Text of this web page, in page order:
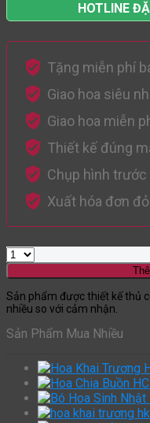
HOTLINE
Tặng miễn phí
Giao hoa siêu
Giao hoa miễn
Thiết kế đúng
Chụp hình trước
Xuất hóa đơn
Sản phẩm được thiết kế thủ
nhiều so với cảm nhận.
Sản Phẩm Mua Nhiều